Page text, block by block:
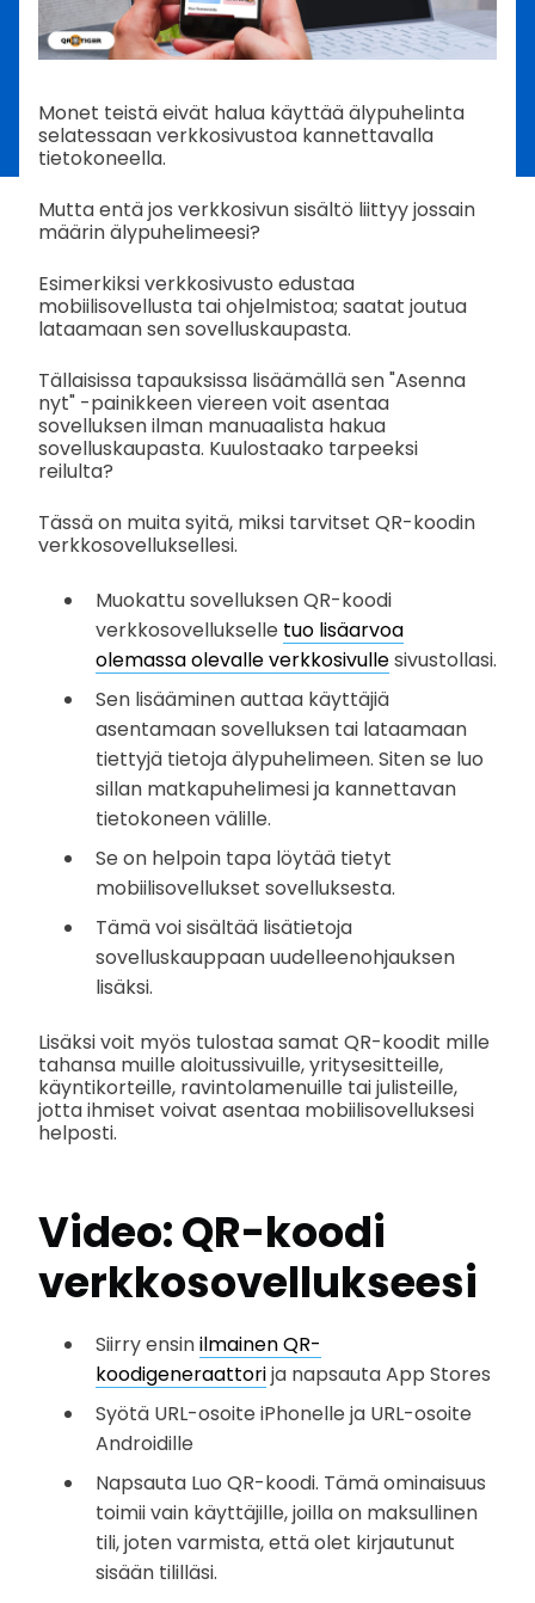
Monet teistä eivät halua käyttää älypuhelinta
selatessaan verkkosivustoa kannettavalla
tietokoneella.
Mutta entä jos verkkosivun sisältö liittyy jossain
määrin älypuhelimeesi?
Esimerkiksi verkkosivusto edustaa
mobiilisovellusta tai ohjelmistoa; saatat joutua
lataamaan sen sovelluskaupasta.
Tällaisissa tapauksissa lisäämällä sen "Asenna
nyt" -painikkeen viereen voit asentaa
sovelluksen ilman manuaalista hakua
sovelluskaupasta. Kuulostaako tarpeeksi
reilulta?
Tässä on muita syitä, miksi tarvitset QR-koodin
verkkosovelluksellesi.
Muokattu sovelluksen QR-koodi
verkkosovellukselle tuo lisäarvoa
olemassa olevalle verkkosivullesivustollasi.
Sen lisääminen auttaa käyttäjiä
asentamaan sovelluksen tai lataamaan
tiettyjä tietoja älypuhelimeen. Siten se luo
sillan matkapuhelimesi ja kannettavan
tietokoneen välille.
Se on helpoin tapa löytää tietyt
mobiilisovellukset sovelluksesta.
Tämä voi sisältää lisätietoja
sovelluskauppaan uudelleenohjauksen
lisäksi.
Lisäksi voit myös tulostaa samat QR-koodit mille
tahansa muille aloitussivuille, yritysesitteille,
käyntikorteille, ravintolamenuille tai julisteille,
jotta ihmiset voivat asentaa mobiilisovelluksesi
helposti.
Video: QR-koodi
verkkosovellukseesi
Siirry ensinilmainen QR-
koodigeneraattorija napsauta App Stores
Syötä URL-osoite iPhonelle ja URL-osoite
Androidille
Napsauta Luo QR-koodi. Tämä ominaisuus
toimii vain käyttäjille, joilla on maksullinen
tili, joten varmista, että olet kirjautunut
sisään tililläsi.